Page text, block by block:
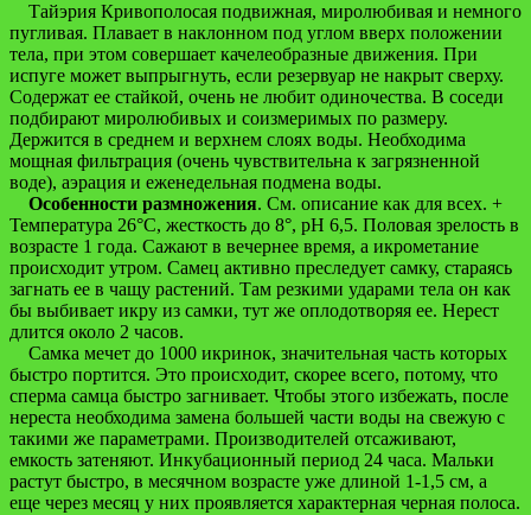
Тайэрия Кривополосая подвижная, миролюбивая и немного
пугливая. Плавает в наклонном под углом вверх положении
тела, при этом совершает качелеобразные движения. При
испуге может выпрыгнуть, если резервуар не накрыт сверху.
Содержат ее стайкой, очень не любит одиночества. В соседи
подбирают миролюбивых и соизмеримых по размеру.
Держится в среднем и верхнем слоях воды. Необходима
мощная фильтрация (очень чувствительна к загрязненной
воде), аэрация и еженедельная подмена воды.
Особенности размножения. См. описание как для всех. +
Температура 26°С, жесткость до 8°, рН 6,5. Половая зрелость в
возрасте 1 года. Сажают в вечернее время, а икрометание
происходит утром. Самец активно преследует самку, стараясь
загнать ее в чащу растений. Там резкими ударами тела он как
бы выбивает икру из самки, тут же оплодотворяя ее. Нерест
длится около 2 часов.
Самка мечет до 1000 икринок, значительная часть которых
быстро портится. Это происходит, скорее всего, потому, что
сперма самца быстро загнивает. Чтобы этого избежать, после
нереста необходима замена большей части воды на свежую с
такими же параметрами. Производителей отсаживают,
емкость затеняют. Инкубационный период 24 часа. Мальки
растут быстро, в месячном возрасте уже длиной 1-1,5 см, а
еще через месяц у них проявляется характерная черная полоса.